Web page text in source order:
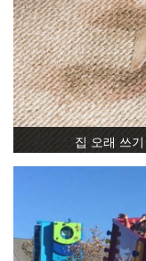
집 오래 쓰